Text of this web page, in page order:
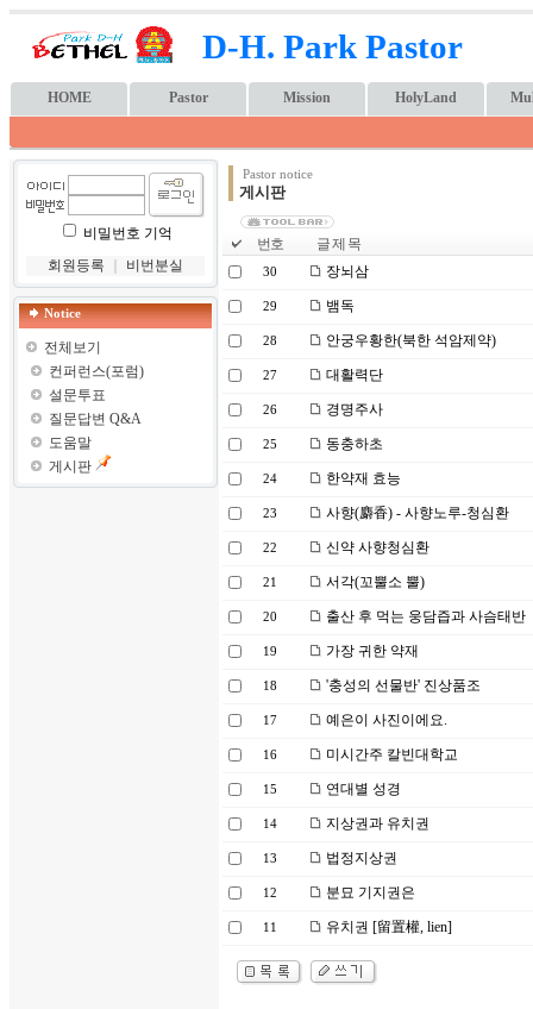
D-H. Park Pastor
HOME Pastor Mission HolyLand
비밀번호 기억
회원등록
비번분실
Notice
전체보기
컨퍼런스(포럼)
설문투표
질문답변 Q&A
도움말
게시판
Pastor notice
게시판
번호 글 제 목
30 장뇌삼
29 뱀독
28 안궁우황한(북한 석암제약)
27 대활력단
26 경명주사
25 동충하초
24 한약재 효능
23 사향(麝香) - 사향노루-청심환
22 신약 사향청심환
21 서각(꼬뿔소 뿔)
20 출산 후 먹는 웅담즙과 사슴태반
19 가장 귀한 약재
18 '충성의 선물반' 진상품조
17 예은이 사진이에요.
16 미시간주 칼빈대학교
15 연대별 성경
14 지상권과 유치권
13 법정지상권
12 분묘 기지권은
11 유치권 [留置權, lien]